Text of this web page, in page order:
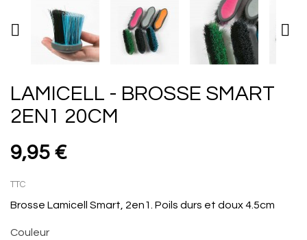
 
LAMICELL - BROSSE SMART
2EN1 20CM
9,95 €
TTC
Brosse Lamicell Smart, 2en1. Poils durs et doux 4.5cm
Couleur